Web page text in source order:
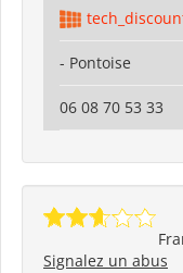
- Pontoise
06 08 70 53 33
Signalez un abus